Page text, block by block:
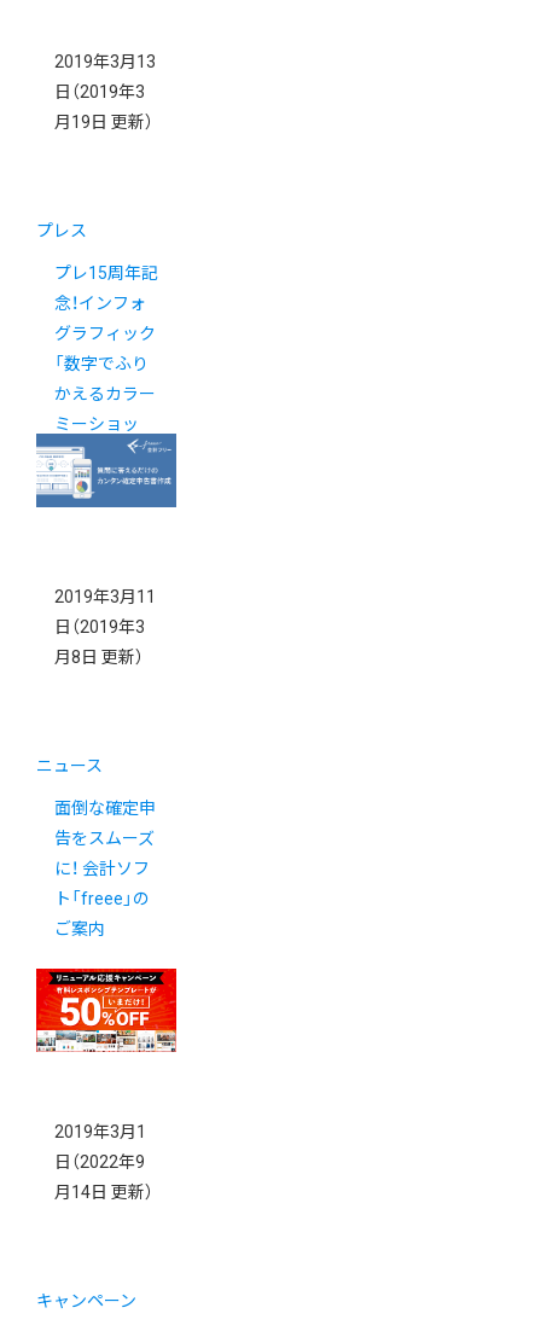
2019年3月13
日 （2019年3
月19日 更新）
プレス
プレ15周年記
念！インフォ
グラフィック
「数字でふり
かえるカラー
ミーショッ
プ」を公開し
ました
2019年3月11
日 （2019年3
月8日 更新）
ニュース
面倒な確定申
告をスムーズ
に！ 会計ソフ
ト「freee」の
ご案内
2019年3月1
日 （2022年9
月14日 更新）
キャンペーン